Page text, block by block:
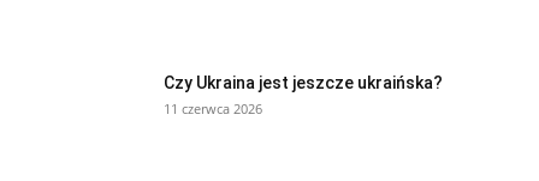
Czy Ukraina jest jeszcze ukraińska?
11 czerwca 2026